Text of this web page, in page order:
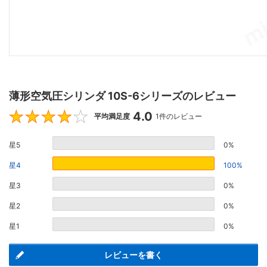
薄形空気圧シリンダ 10S-6シリーズのレビュー
4
平均満足度 4.0 1件のレビュー
星5 0%
星4 100%
星3 0%
星2 0%
星1 0%
レビューを書く